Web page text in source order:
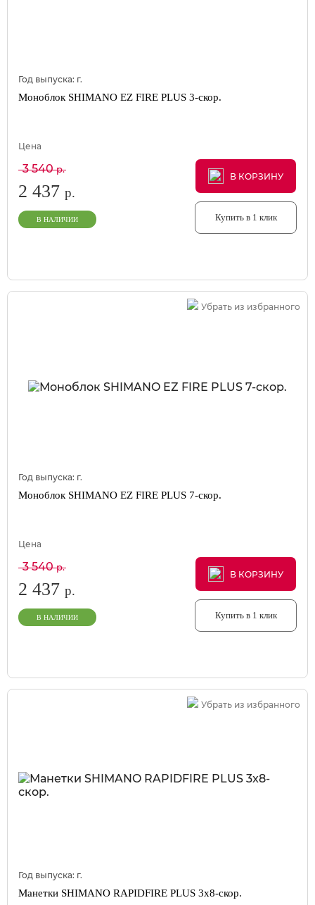
Год выпуска: г.
Моноблок SHIMANO EZ FIRE PLUS 3-скор.
Цена
3 540р.
2 437 р.
В НАЛИЧИИ
В КОРЗИНУ
В КОРЗИНУ
В КОРЗИНУ
Купить в 1 клик
Убрать из избранного
Год выпуска: г.
Моноблок SHIMANO EZ FIRE PLUS 7-скор.
Цена
3 540р.
2 437 р.
В НАЛИЧИИ
В КОРЗИНУ
В КОРЗИНУ
В КОРЗИНУ
Купить в 1 клик
Убрать из избранного
Год выпуска: г.
Манетки SHIMANO RAPIDFIRE PLUS 3x8-скор.